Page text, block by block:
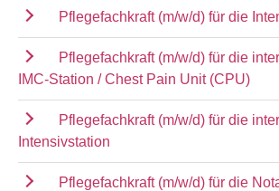
Pflegefachkraft (m/w/d) für die
Pflegefachkraft (m/w/d) für die
IMC-Station / Chest Pain Unit (CPU)
Pflegefachkraft (m/w/d) für die
Intensivstation
Pflegefachkraft (m/w/d) für die